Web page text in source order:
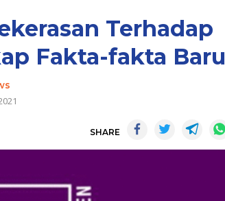
Terhadap
Fakta-fakta Baru
SHARE